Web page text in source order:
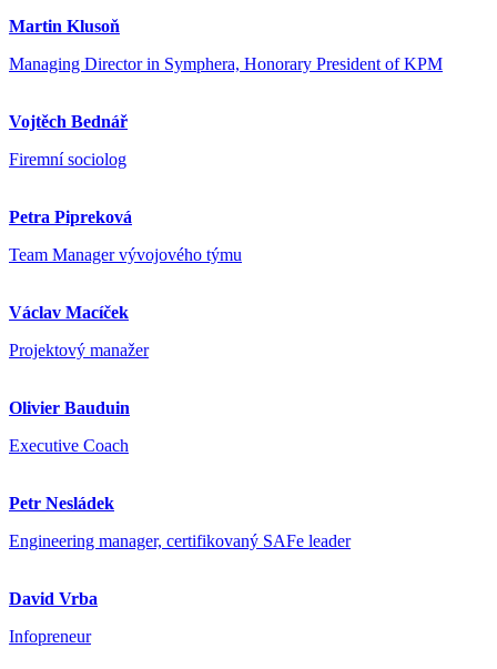
Martin Klusoň
Managing Director in Symphera, Honorary President of KPM
Vojtěch Bednář
Firemní sociolog
Petra Pipreková
Team Manager vývojového týmu
Václav Macíček
Projektový manažer
Olivier Bauduin
Executive Coach
Petr Nesládek
Engineering manager, certifikovaný SAFe leader
David Vrba
Infopreneur